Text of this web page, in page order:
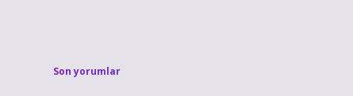
Son yorumlar